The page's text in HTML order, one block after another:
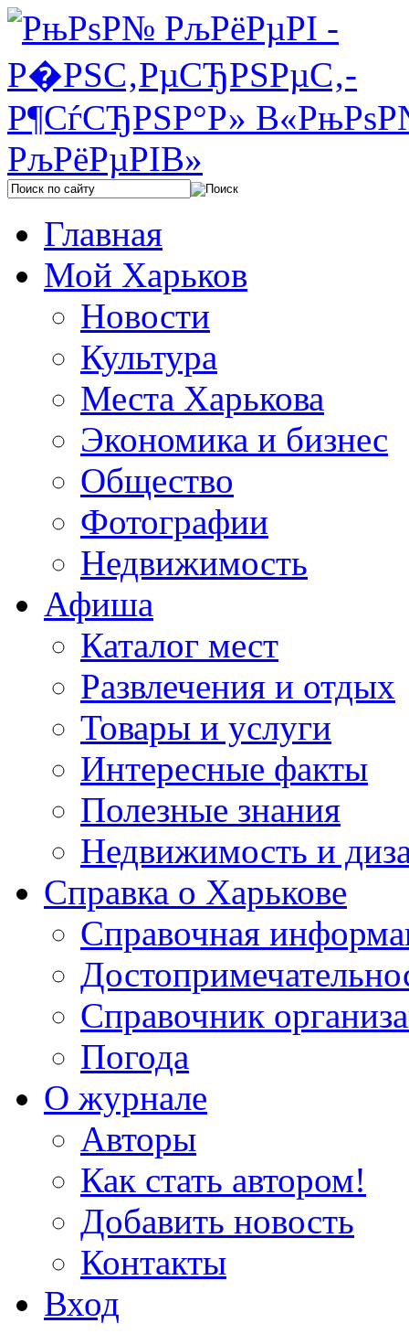
Главная
Мой Харьков
Новости
Культура
Места Харькова
Экономика и бизнес
Общество
Фотографии
Недвижимость
Афиша
Каталог мест
Развлечения и отдых
Товары и услуги
Интересные факты
Полезные знания
Недвижимость и
Справка о Харькове
Справочная
Справочник
Погода
О журнале
Авторы
Как стать автором!
Добавить новость
Контакты
Вход